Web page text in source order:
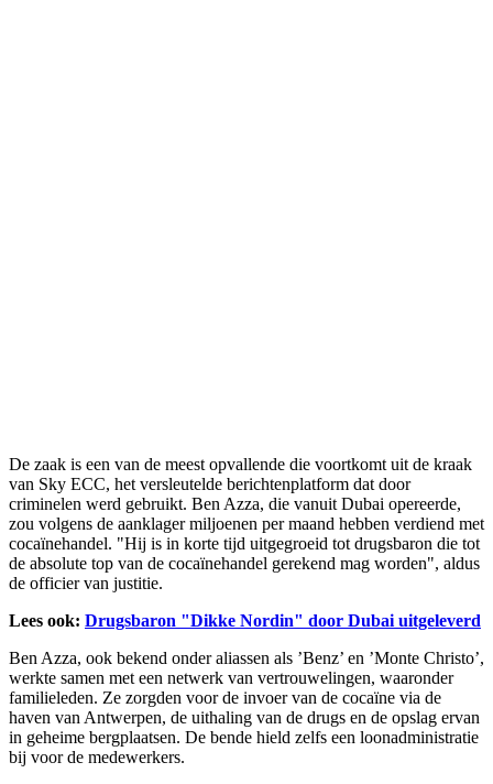
De zaak is een van de meest opvallende die voortkomt uit de kraak
van Sky ECC, het versleutelde berichtenplatform dat door
criminelen werd gebruikt. Ben Azza, die vanuit Dubai opereerde,
zou volgens de aanklager miljoenen per maand hebben verdiend met
cocaïnehandel. "Hij is in korte tijd uitgegroeid tot drugsbaron die tot
de absolute top van de cocaïnehandel gerekend mag worden", aldus
de officier van justitie.
Lees ook: Drugsbaron "Dikke Nordin" door Dubai uitgeleverd
Ben Azza, ook bekend onder aliassen als ’Benz’ en ’Monte Christo’,
werkte samen met een netwerk van vertrouwelingen, waaronder
familieleden. Ze zorgden voor de invoer van de cocaïne via de
haven van Antwerpen, de uithaling van de drugs en de opslag ervan
in geheime bergplaatsen. De bende hield zelfs een loonadministratie
bij voor de medewerkers.